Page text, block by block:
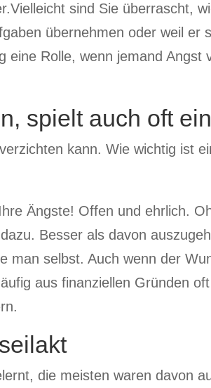
sind Sie überrascht,
übernehmen oder weil er
eine Rolle, wenn jemand Angst
spielt auch oft
kann. Wie wichtig ist
Ängste! Offen und ehrlich.
Besser als davon
man selbst. Auch wenn der
aus finanziellen Gründen
die meisten waren davon